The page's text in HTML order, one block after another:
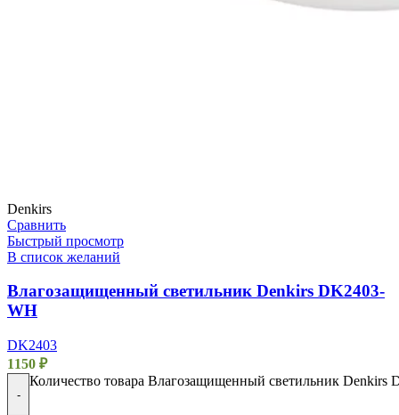
Denkirs
Сравнить
Быстрый просмотр
В список желаний
Влагозащищенный светильник Denkirs DK2403-
WH
DK2403
1150 ₽
-
Количество товара Влагозащищенный светильник Denkirs